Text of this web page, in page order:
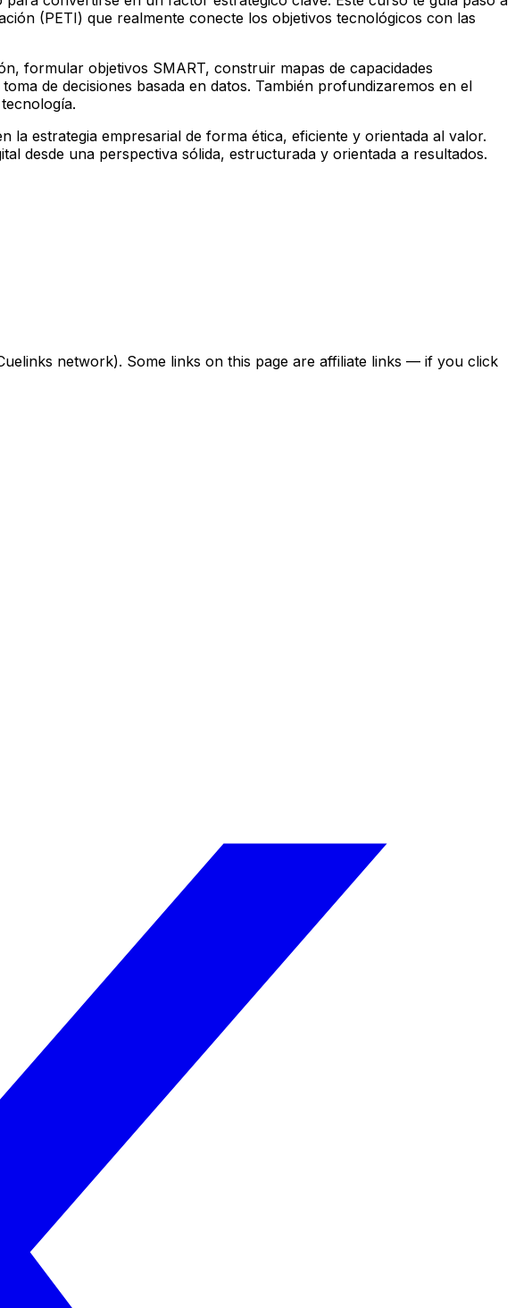
(PETI) que realmente conecte los objetivos tecnológicos con las
formular objetivos SMART, construir mapas de capacidades
de decisiones basada en datos. También profundizaremos en el
estrategia empresarial de forma ética, eficiente y orientada al valor.
desde una perspectiva sólida, estructurada y orientada a resultados.
network). Some links on this page are affiliate links — if you click